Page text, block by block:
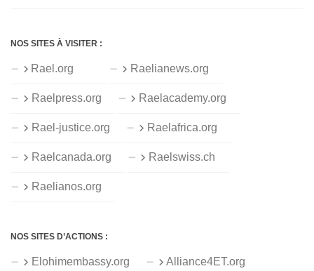
NOS SITES À VISITER :
Rael.org Raelianews.org
Raelpress.org Raelacademy.org
Rael-justice.org Raelafrica.org
Raelcanada.org Raelswiss.ch
Raelianos.org
NOS SITES D’ACTIONS :
Elohimembassy.org Alliance4ET.org